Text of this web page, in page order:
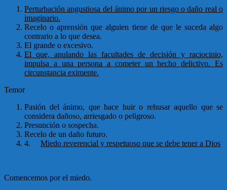
Perturbación angustiosa del ánimo por un riesgo o daño real o
imaginario.
Recelo o aprensión que alguien tiene de que le suceda algo
contrario a lo que desea.
El grande o excesivo.
El que, anulando las facultades de decisión y raciocinio,
impulsa a una persona a cometer un hecho delictivo. Es
circunstancia eximente.
Temor
Pasión del ánimo, que hace huir o rehusar aquello que se
considera dañoso, arriesgado o peligroso.
Presunción o sospecha.
Recelo de un daño futuro.
4. Miedo reverencial y respetuoso que se debe tener a Dios
Comencemos por el miedo.